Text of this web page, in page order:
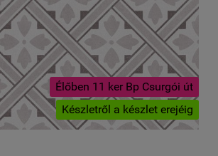
Élőben 11 ker Bp Csurgói út
Készletről a készlet erejéig